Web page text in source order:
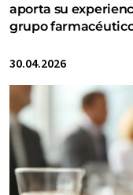
aporta su
grupo
30.04.2026